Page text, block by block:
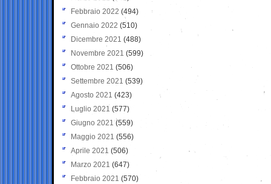
Febbraio 2022 (494)
Gennaio 2022 (510)
Dicembre 2021 (488)
Novembre 2021 (599)
Ottobre 2021 (506)
Settembre 2021 (539)
Agosto 2021 (423)
Luglio 2021 (577)
Giugno 2021(559)
Maggio 2021 (556)
Aprile 2021 (506)
Marzo 2021 (647)
Febbraio 2021 (570)